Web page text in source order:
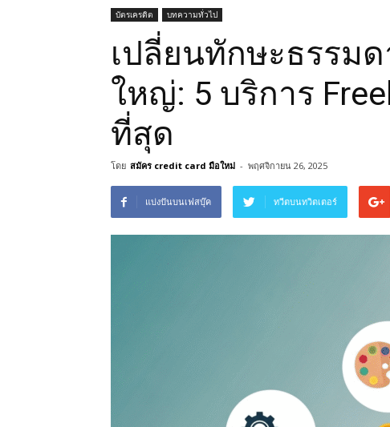
บุคคล
ทุก
ธนาคาร
อนุมัติ
บริการ
ฟรี
บัตรเครดิต บทความทั่วไป
เปลี่ยนทักษะธรรม
ใหญ่: 5 บริการ
ที่สุด
โดย สมัคร credit card มือใหม่ - พฤศจิกายน 26, 2025
แบ่งปันบนเฟสบุ๊ค ทวีตบนทวิตเตอร์